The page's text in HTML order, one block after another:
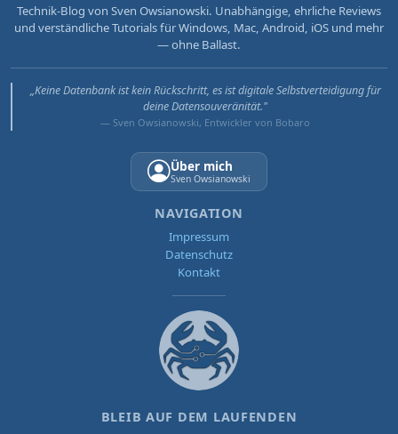
Technik-Blog von Sven Owsianowski. Unabhängige, ehrliche Reviews
und verständliche Tutorials für Windows, Mac, Android, iOS und mehr
— ohne Ballast.
„Keine Datenbank ist kein Rückschritt, es ist digitale Selbstverteidigung für
deine Datensouveränität."
— Sven Owsianowski, Entwickler von Bobaro
Über mich
Sven Owsianowski
NAVIGATION
Impressum
Datenschutz
Kontakt
BLEIB AUF DEM LAUFENDEN